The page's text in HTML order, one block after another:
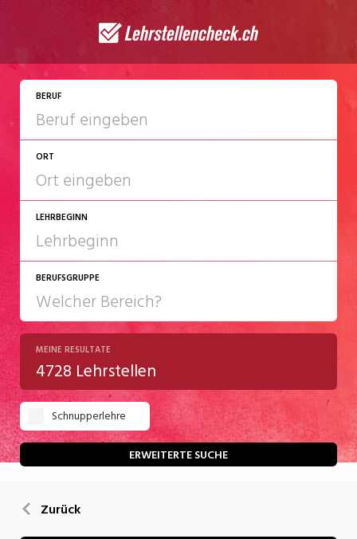
BERUF
ORT
LEHRBEGINN
2027
2028
BERUFSGRUPPE
Chemie/Pharma
Gastgewerbe
Gesundheit/Pflege/Soziales
Handwerk/Technik
Kultur
MEINE RESULTATE
4728 Lehrstellen
Schnupperlehre
ERWEITERTE SUCHE
Zurück